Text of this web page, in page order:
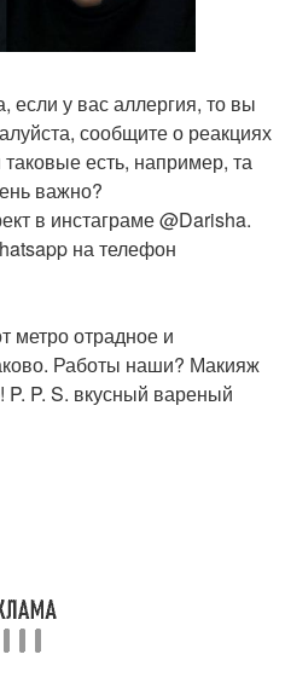
если у вас аллергия, то вы
сообщите о реакциях
есть, например, та
важно?
в инстаграме @Darisha.
на телефон
метро отрадное и
Работы наши? Макияж
P. P. S. вкусный вареный